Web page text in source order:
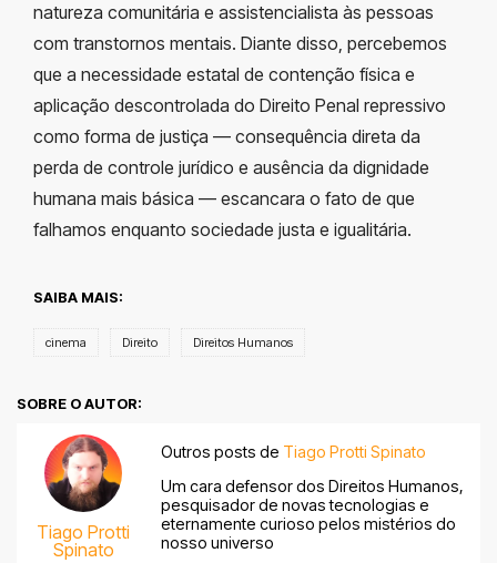
natureza comunitária e assistencialista às pessoas
com transtornos mentais. Diante disso, percebemos
que a necessidade estatal de contenção física e
aplicação descontrolada do Direito Penal repressivo
como forma de justiça — consequência direta da
perda de controle jurídico e ausência da dignidade
humana mais básica — escancara o fato de que
falhamos enquanto sociedade justa e igualitária.
SAIBA MAIS:
cinema Direito Direitos Humanos
SOBRE O AUTOR:
Tiago Protti
Spinato
Outros posts de Tiago Protti Spinato
Um cara defensor dos Direitos Humanos,
pesquisador de novas tecnologias e
eternamente curioso pelos mistérios do
nosso universo